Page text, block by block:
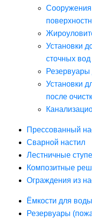
Сооружения
Установки
сточных вод
Резервуары
Установки
после
Прессованный
Сварной настил
Лестничные
Композитные
Ограждения из
Ёмкости для
Резервуары